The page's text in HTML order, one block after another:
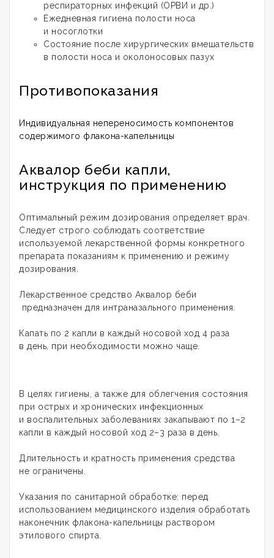
респираторных инфекций (ОРВИ и др.)
Ежедневная гигиена полости носа
и носоглотки
Состояние после хирургических вмешательств
в полости носа и околоносовых пазух
Противопоказания
Индивидуальная непереносимость компонентов
содержимого флакона-капельницы
Аквалор беби капли,
инструкция по применению
Оптимальный режим дозирования определяет врач.
Следует строго соблюдать соответствие
используемой лекарственной формы конкретного
препарата показаниям к применению и режиму
дозирования.
Лекарственное средство Аквалор беби
предназначен для интраназального применения.
Капать по 2 капли в каждый носовой ход 4 раза
в день, при необходимости можно чаще.
В целях гигиены, а также для облегчения состояния
при острых и хронических инфекционных
и воспалительных заболеваниях закапывают по 1–2
капли в каждый носовой ход 2–3 раза в день.
Длительность и кратность применения средства
не ограничены.
Указания по санитарной обработке: перед
использованием медицинского изделия обработать
наконечник флакона-капельницы раствором
этилового спирта.